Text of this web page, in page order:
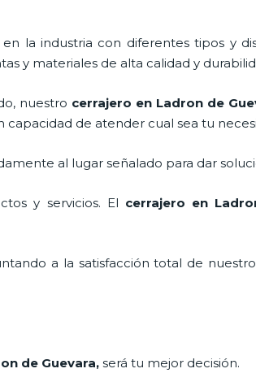
la industria con diferentes tipos y
y materiales de alta calidad y
nuestro cerrajero en Ladron de
capacidad de atender cual sea tu
al lugar señalado para dar
y servicios. El cerrajero en
a la satisfacción total de
de Guevara,será tu mejor decisión.